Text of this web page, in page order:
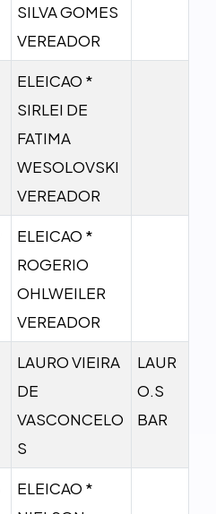
SILVA GOMES
VEREADOR
ELEICAO *
SIRLEI DE
FATIMA
WESOLOVSKI
VEREADOR
ELEICAO *
ROGERIO
OHLWEILER
VEREADOR
LAURO VIEIRA
DE
VASCONCELO
S
LAUR
O.S
BAR
ELEICAO *